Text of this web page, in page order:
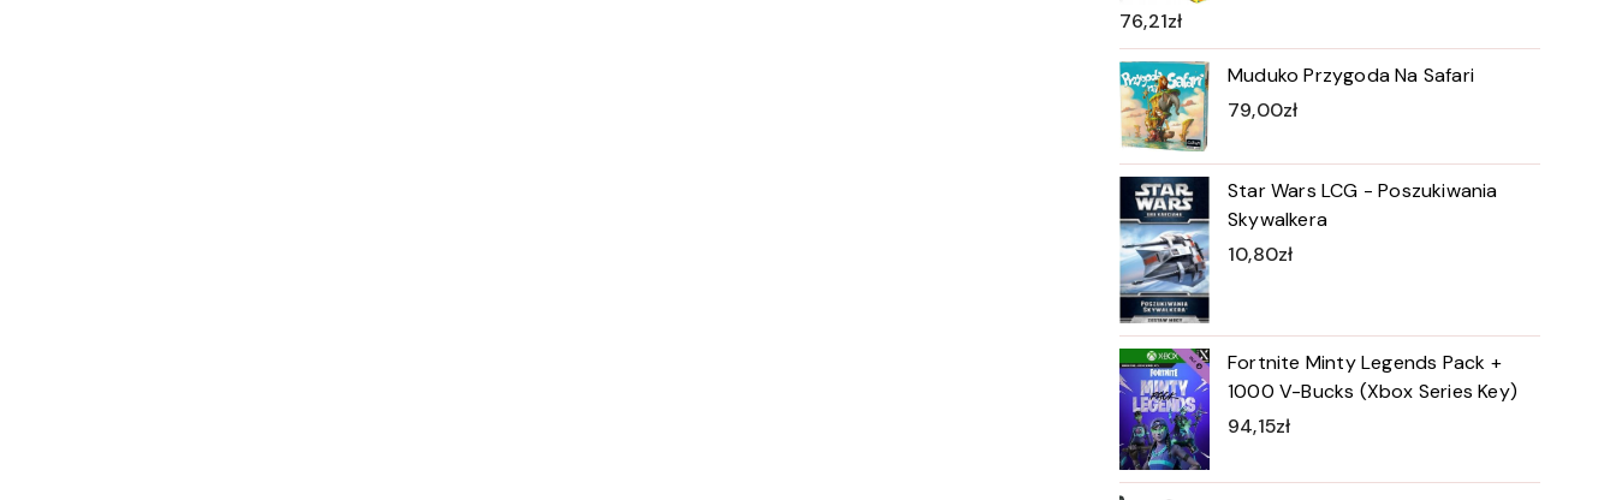
76,21zł
Muduko Przygoda Na Safari
79,00zł
Star Wars LCG - Poszukiwania
Skywalkera
10,80zł
Fortnite Minty Legends Pack +
1000 V-Bucks (Xbox Series Key)
94,15zł